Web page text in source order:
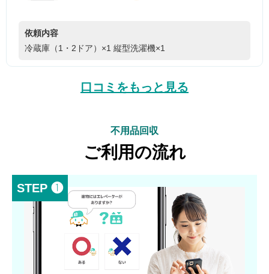
依頼内容
冷蔵庫（1・2ドア）×1 縦型洗濯機×1
口コミをもっと見る
不用品回収
ご利用の流れ
STEP ❶